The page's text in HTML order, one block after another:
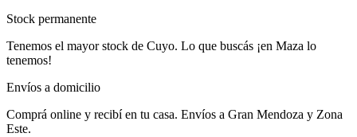
Stock permanente
Tenemos el mayor stock de Cuyo. Lo que buscás ¡en Maza lo
tenemos!
Envíos a domicilio
Comprá online y recibí en tu casa. Envíos a Gran Mendoza y Zona
Este.